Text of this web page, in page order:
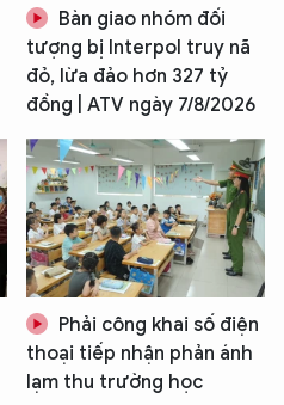
Bàn giao nhóm đối
tượng bị Interpol truy nã
đỏ, lừa đảo hơn 327 tỷ
đồng | ATV ngày 7/8/2026
Phải công khai số điện
thoại tiếp nhận phản ánh
lạm thu trường học